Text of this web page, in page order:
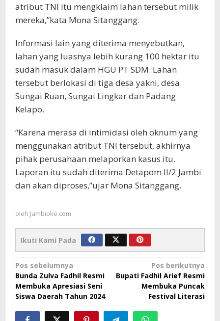
atribut TNI itu mengklaim lahan tersebut milik
mereka,”kata Mona Sitanggang.
Informasi lain yang diterima menyebutkan,
lahan yang luasnya lebih kurang 100 hektar itu
sudah masuk dalam HGU PT SDM. Lahan
tersebut berlokasi di tiga desa yakni, desa
Sungai Ruan, Sungai Lingkar dan Padang
Kelapo.
“Karena merasa di intimidasi oleh oknum yang
menggunakan atribut TNI tersebut, akhirnya
pihak perusahaan melaporkan kasus itu.
Laporan itu sudah diterima Detapom II/2 Jambi
dan akan diproses,”ujar Mona Sitanggang.
oleh Jambioke.com
Ikuti Kami Pada
Navigasi
pos
Pos sebelumnya
Bunda Zulva Fadhil Resmi
Membuka Apresiasi Seni
Siswa Daerah Tahun 2024
Pos berikutnya
Bupati Fadhil Arief Resmi
Membuka Puncak
Festival Literasi